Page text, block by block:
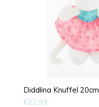
Diddlina Knuffel 20cm
€22,99